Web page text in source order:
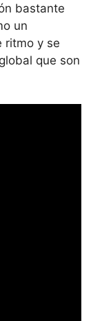
bastante
un
ritmo y se
que son